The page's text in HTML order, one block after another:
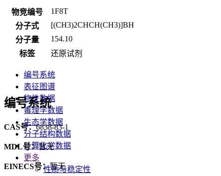
物竞编号
1F8T
分子式
[(CH3)2CHCH(CH3)]BH
分子量
154.10
标签
还原试剂
编号系统
表征图谱
物性数据
毒理学数据
生态学数据
分子结构数据
计算化学数据
更多
性质与稳定性
编号系统
CAS号：6838-83-1
MDL号：暂无
EINECS号：暂无